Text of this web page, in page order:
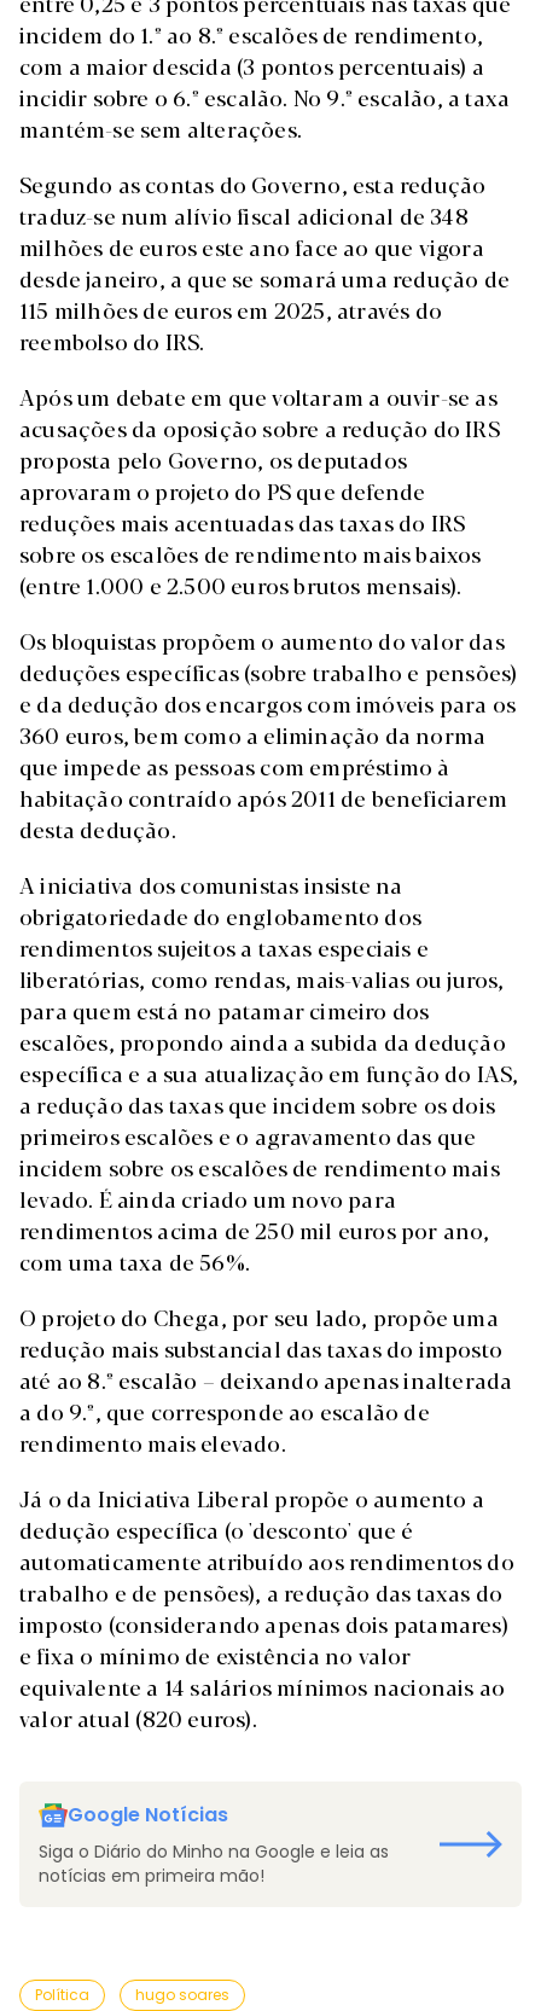
incidem do 1.º ao 8.º escalões de rendimento,
com a maior descida (3 pontos percentuais) a
incidir sobre o 6.º escalão. No 9.º escalão, a taxa
mantém-se sem alterações.
Segundo as contas do Governo, esta redução
traduz-se num alívio fiscal adicional de 348
milhões de euros este ano face ao que vigora
desde janeiro, a que se somará uma redução de
115 milhões de euros em 2025, através do
reembolso do IRS.
Após um debate em que voltaram a ouvir-se as
acusações da oposição sobre a redução do IRS
proposta pelo Governo, os deputados
aprovaram o projeto do PS que defende
reduções mais acentuadas das taxas do IRS
sobre os escalões de rendimento mais baixos
(entre 1.000 e 2.500 euros brutos mensais).
Os bloquistas propõem o aumento do valor das
deduções específicas (sobre trabalho e pensões)
e da dedução dos encargos com imóveis para os
360 euros, bem como a eliminação da norma
que impede as pessoas com empréstimo à
habitação contraído após 2011 de beneficiarem
desta dedução.
A iniciativa dos comunistas insiste na
obrigatoriedade do englobamento dos
rendimentos sujeitos a taxas especiais e
liberatórias, como rendas, mais-valias ou juros,
para quem está no patamar cimeiro dos
escalões, propondo ainda a subida da dedução
específica e a sua atualização em função do IAS,
a redução das taxas que incidem sobre os dois
primeiros escalões e o agravamento das que
incidem sobre os escalões de rendimento mais
levado. É ainda criado um novo para
rendimentos acima de 250 mil euros por ano,
com uma taxa de 56%.
O projeto do Chega, por seu lado, propõe uma
redução mais substancial das taxas do imposto
até ao 8.º escalão – deixando apenas inalterada
a do 9.º, que corresponde ao escalão de
rendimento mais elevado.
Já o da Iniciativa Liberal propõe o aumento a
dedução específica (o 'desconto' que é
automaticamente atribuído aos rendimentos do
trabalho e de pensões), a redução das taxas do
imposto (considerando apenas dois patamares)
e fixa o mínimo de existência no valor
equivalente a 14 salários mínimos nacionais ao
valor atual (820 euros).
Google Notícias
Siga o Diário do Minho na Google e leia as
notícias em primeira mão!
Política hugo soares